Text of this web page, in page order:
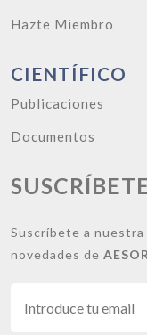
Hazte Miembro
CIENTÍFICO
Publicaciones
Documentos
Suscríbete a
novedades de AESOR